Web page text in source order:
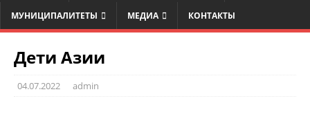
МУНИЦИПАЛИТЕТЫ МЕДИА КОНТАКТЫ
Дети Азии
04.07.2022 admin